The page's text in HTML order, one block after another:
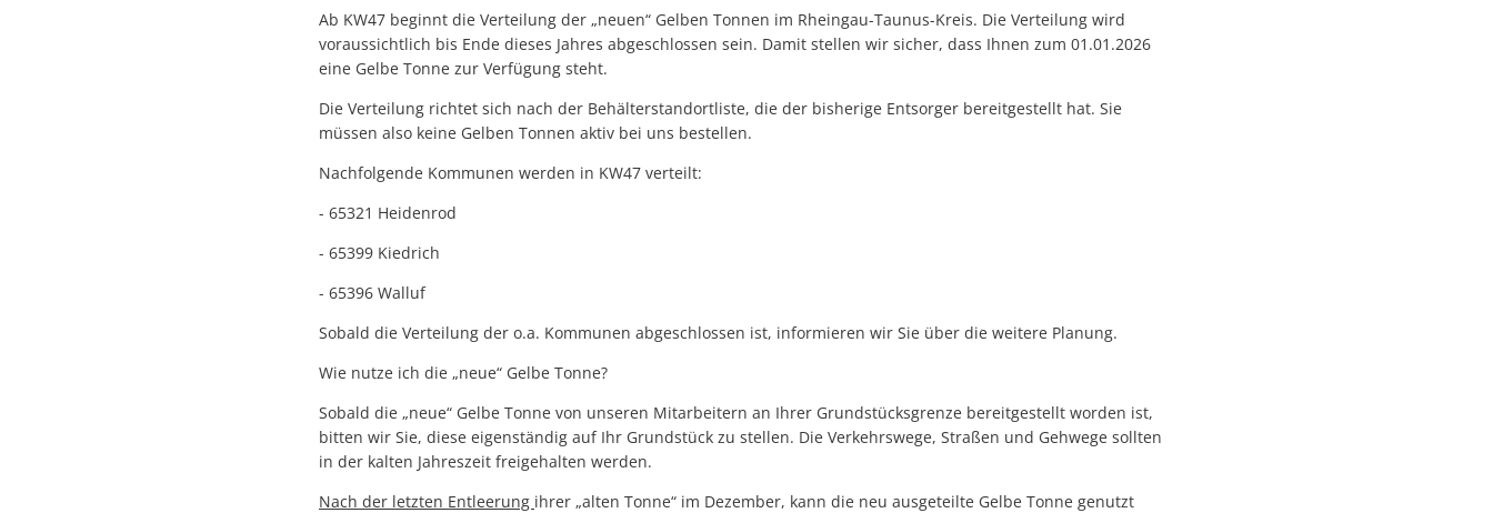
Ab KW47 beginnt die Verteilung der „neuen“ Gelben Tonnen im Rheingau-Taunus-Kreis. Die Verteilung wird
voraussichtlich bis Ende dieses Jahres abgeschlossen sein. Damit stellen wir sicher, dass Ihnen zum 01.01.2026
eine Gelbe Tonne zur Verfügung steht.
Die Verteilung richtet sich nach der Behälterstandortliste, die der bisherige Entsorger bereitgestellt hat. Sie
müssen also keine Gelben Tonnen aktiv bei uns bestellen.
Nachfolgende Kommunen werden in KW47 verteilt:
- 65321 Heidenrod
- 65399 Kiedrich
- 65396 Walluf
Sobald die Verteilung der o.a. Kommunen abgeschlossen ist, informieren wir Sie über die weitere Planung.
Wie nutze ich die „neue“ Gelbe Tonne?
Sobald die „neue“ Gelbe Tonne von unseren Mitarbeitern an Ihrer Grundstücksgrenze bereitgestellt worden ist,
bitten wir Sie, diese eigenständig auf Ihr Grundstück zu stellen. Die Verkehrswege, Straßen und Gehwege sollten
in der kalten Jahreszeit freigehalten werden.
Nach der letzten Entleerung ihrer „alten Tonne“ im Dezember, kann die neu ausgeteilte Gelbe Tonne genutzt